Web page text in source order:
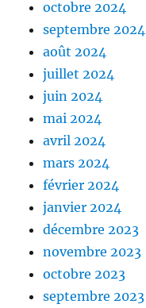
octobre 2024
septembre 2024
août 2024
juillet 2024
juin 2024
mai 2024
avril 2024
mars 2024
février 2024
janvier 2024
décembre 2023
novembre 2023
octobre 2023
septembre 2023